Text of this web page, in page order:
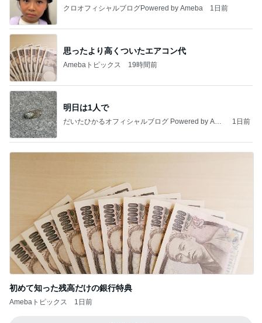
クロオフィシャルブログPowered by Ameba 1日前
思ったより高くついたエアコン代
Amebaトピックス 19時間前
明日は1人で
だいたひかるオフィシャルブログ Powered by Ame
1日前
初めて知った残高だけの銀行特典
Amebaトピックス 1日前